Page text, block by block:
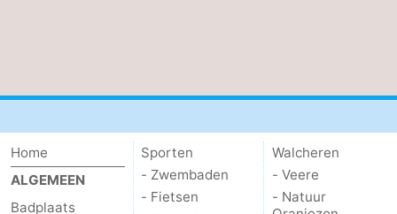
Forum
Route
Home
ALGEMEEN
Badplaats
Sporten
- Zwembaden
- Fietsen
Walcheren
- Veere
- Natuur